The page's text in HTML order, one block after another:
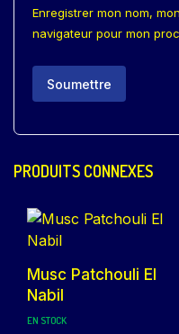
Enregistrer mon nom,
navigateur pour mon
PRODUITS CONNEXES
Musc Patchouli El
Nabil
EN STOCK